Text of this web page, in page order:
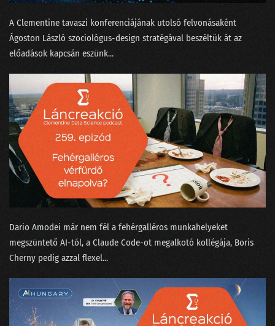
165 - Beszántja-e az MI az adattudományt?
163 - A fogalmatlan maharadzsa és a Manhattan terv
162 - Megtalálta-e Gyula az adatbázisok lelkét?
160 - Vesszünk össze a ChatGPT-n!
159 - Nagy megmondások a dataSTREAM 2024 farvizén
157 - Robotkapitányok a rumoshordón ülve
155 - A konzumidiotizmus találkozása az MI-vel
154 - Fogunk-e mindnyájan venni atyáskodó elektromos autókat?
A Clementine tavaszi konferenciájának utolsó felvonásaként
⁠Ágoston László⁠ szociológus-design stratégával beszéltük át az
előadások kapcsán eszünk...
Dario Amodei már nem fél a fehérgalléros munkahelyeket
megszüntető AI-tól⁠, a Claude Code-ot megalkotó kollégája, ⁠Boris
Cherny pedig azzal flexel⁠...